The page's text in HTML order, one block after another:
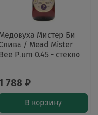
Медовуха Мистер Би
Слива / Mead Mister
Bee Plum 0.45 - стекло
788 ₽
В корзину